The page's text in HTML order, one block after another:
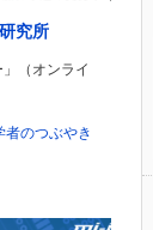
究所
（オンライ
者のつぶやき